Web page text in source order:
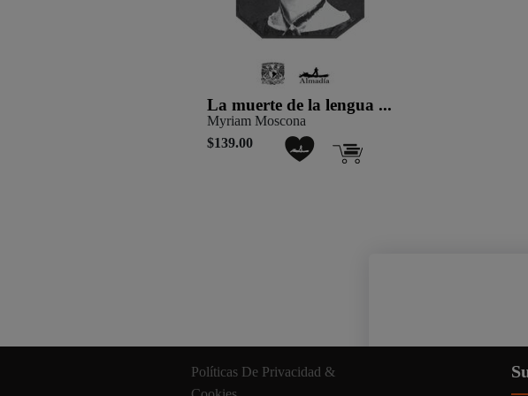
La muerte de la lengua ...
Myriam Moscona
$139.00
información relevante.
Políticas De Privacidad &